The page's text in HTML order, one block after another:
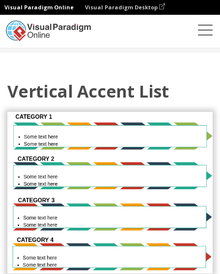
Visual Paradigm Online Visual Paradigm Desktop
Vertical Accent List